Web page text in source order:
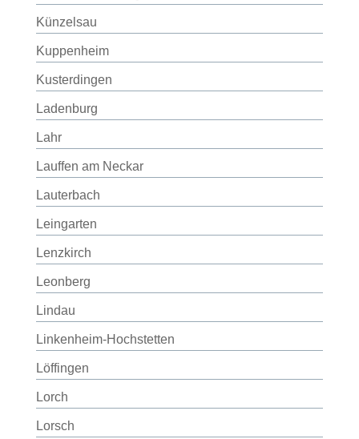
Künzelsau
Kuppenheim
Kusterdingen
Ladenburg
Lahr
Lauffen am Neckar
Lauterbach
Leingarten
Lenzkirch
Leonberg
Lindau
Linkenheim-Hochstetten
Löffingen
Lorch
Lorsch